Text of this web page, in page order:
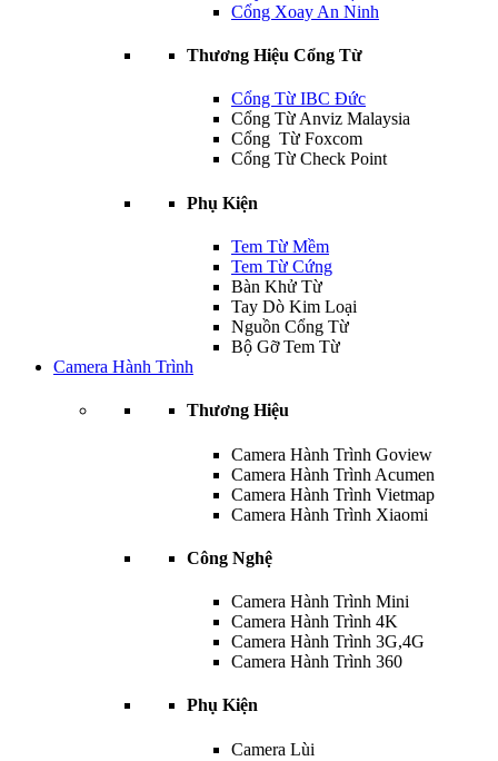
Cổng Xoay An Ninh
Thương Hiệu Cổng Từ
Cổng Từ IBC Đức
Cổng Từ Anviz Malaysia
Cổng Từ Foxcom
Cổng Từ Check Point
Phụ Kiện
Tem Từ Mềm
Tem Từ Cứng
Bàn Khử Từ
Tay Dò Kim Loại
Nguồn Cổng Từ
Bộ Gỡ Tem Từ
Camera Hành Trình
Thương Hiệu
Camera Hành Trình Goview
Camera Hành Trình Acumen
Camera Hành Trình Vietmap
Camera Hành Trình Xiaomi
Công Nghệ
Camera Hành Trình Mini
Camera Hành Trình 4K
Camera Hành Trình 3G,4G
Camera Hành Trình 360
Phụ Kiện
Camera Lùi